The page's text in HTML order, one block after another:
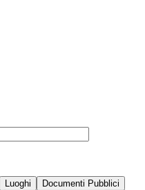
Luoghi
Documenti Pubblici